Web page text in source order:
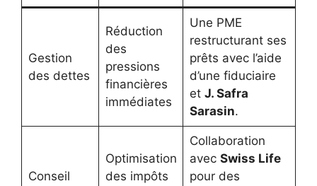
Gestion
des dettes
Réduction
des
pressions
financières
immédiates
Une PME
restructurant ses
prêts avec l’aide
d’une fiduciaire
et J. Safra
Sarasin.
Conseil
Optimisation
des impôts
Collaboration
avec Swiss Life
pour des